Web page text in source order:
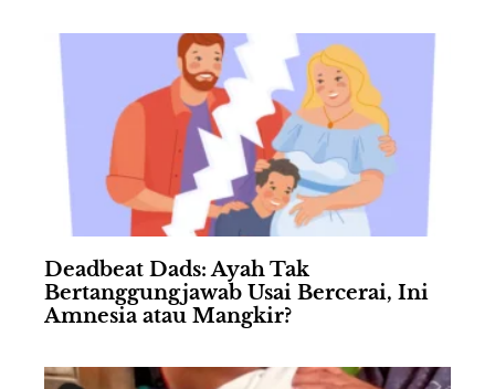
Deadbeat Dads: Ayah Tak
Bertanggungjawab Usai Bercerai, Ini
Amnesia atau Mangkir?